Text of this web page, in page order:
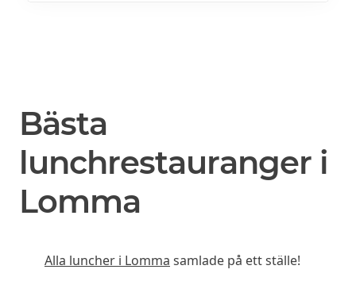
Bästa
lunchrestauranger i
Lomma
Alla luncher i Lomma samlade på ett ställe!